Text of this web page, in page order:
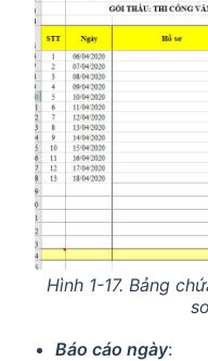
Hình 1-17. Bảng
Báo cáo ngày: